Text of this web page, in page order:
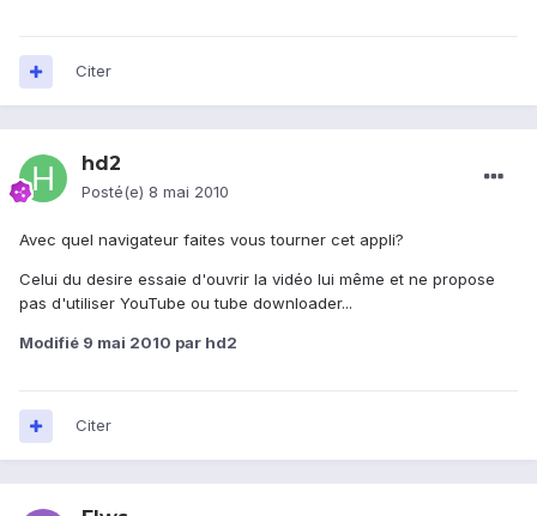
Citer
hd2
Posté(e) 8 mai 2010
Avec quel navigateur faites vous tourner cet appli?
Celui du desire essaie d'ouvrir la vidéo lui même et ne propose
pas d'utiliser YouTube ou tube downloader...
Modifié 9 mai 2010 par hd2
Citer